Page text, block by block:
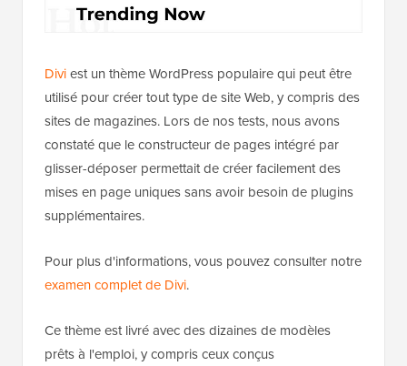
Diviest un thème WordPress populaire qui peut être
utilisé pour créer tout type de site Web, y compris des
sites de magazines. Lors de nos tests, nous avons
constaté que le constructeur de pages intégré par
glisser-déposer permettait de créer facilement des
mises en page uniques sans avoir besoin de plugins
supplémentaires.
Pour plus d'informations, vous pouvez consulter notre
examen complet de Divi.
Ce thème est livré avec des dizaines de modèles
prêts à l'emploi, y compris ceux conçus